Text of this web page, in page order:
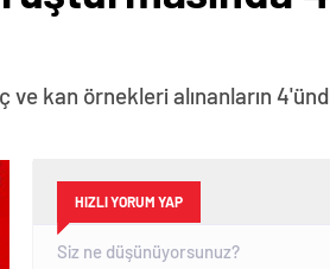
kan örnekleri alınanların 4'ünde
HIZLI YORUM YAP